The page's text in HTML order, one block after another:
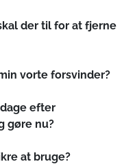
der til for at fjerne
vorte forsvinder?
efter
gøre nu?
at bruge?